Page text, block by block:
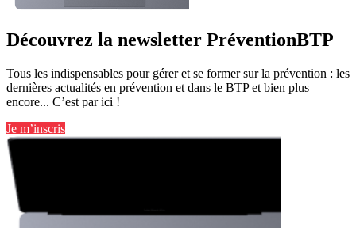
Découvrez la newsletter PréventionBTP
Tous les indispensables pour gérer et se former sur la prévention : les
dernières actualités en prévention et dans le BTP et bien plus
encore... C’est par ici !
Je m’inscris